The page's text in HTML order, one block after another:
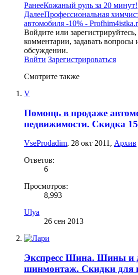
РанееКожаный руль за 20 минут!
ДалееПрофессиональная
автомобиля -10% -
Войдите или
комментарии, задавать вопросы
обсуждении.
Войти Зарегистрироваться
Смотрите также
V
Помощь в продаже
недвижимости. Скидка
VseProdadim, 28 окт 2011 , Архив
Ответов:
6
Просмотров:
8,993
Ulya
26 сен 2013
Экспресс Шина. Шины и
шинмонтаж. Скидки для